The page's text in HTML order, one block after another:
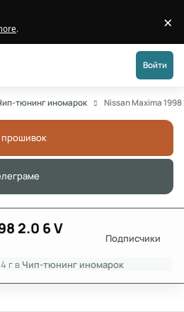
. ×
Войти
тюнинг иномарок Nissan Maxima 1998
прошивок
2.0 6 V
Подписчики
г в Чип-тюнинг иномарок